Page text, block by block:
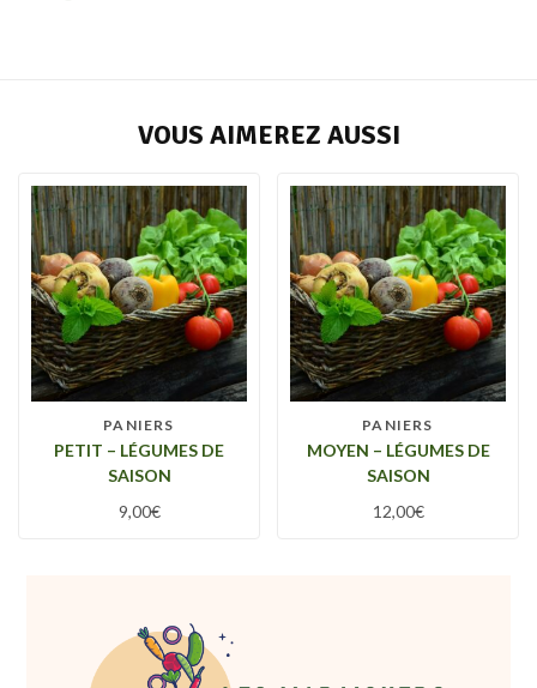
VOUS AIMEREZ AUSSI
PANIERS
PETIT – LÉGUMES DE
SAISON
9,00€
PANIERS
MOYEN – LÉGUMES DE
SAISON
12,00€